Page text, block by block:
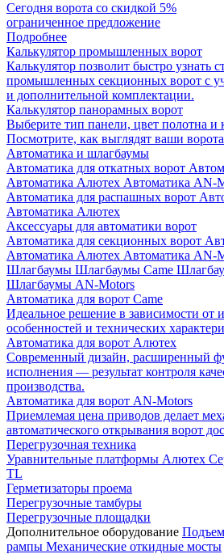
Сегодня ворота со скидкой 5%
ограниченное предложение
Подробнее
Калькулятор промышленных ворот
Калькулятор позволит быстро узнать
промышленных секционных ворот с
и дополнительной комплектации.
Калькулятор панорамных ворот
Выберите тип панели, цвет полотна и
Посмотрите, как выглядят ваши
Автоматика и шлагбаумы
Автоматика для откатных ворот
Автоматика Алютех Автоматика AN-
Автоматика для распашных ворот
Автоматика Алютех
Аксессуары для автоматики ворот
Автоматика для секционных ворот
Автоматика Алютех Автоматика AN-
Шлагбаумы Шлагбаумы Came
Шлагбаумы AN-Motors
Автоматика для ворот Came
Идеальное решение в зависимости от
особенностей и технических
Автоматика для ворот Алютех
Современный дизайн, расширенный
исполнения — результат контроля
производства.
Автоматика для ворот AN-Motors
Приемлемая цена приводов делает
автоматического открывания ворот
Перегрузочная техника
Уравнительные платформы Алютех
TL
Герметизаторы проема
Перегрузочные тамбуры
Перегрузочные площадки
Дополнительное оборудование
рампы Механические откидные мосты